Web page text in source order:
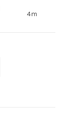
4m